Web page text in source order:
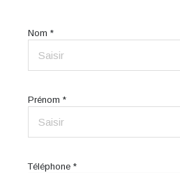
Nom *
Prénom *
Téléphone *